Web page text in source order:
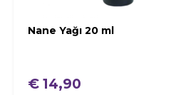
Nane Yağı 20 ml
€ 14,90